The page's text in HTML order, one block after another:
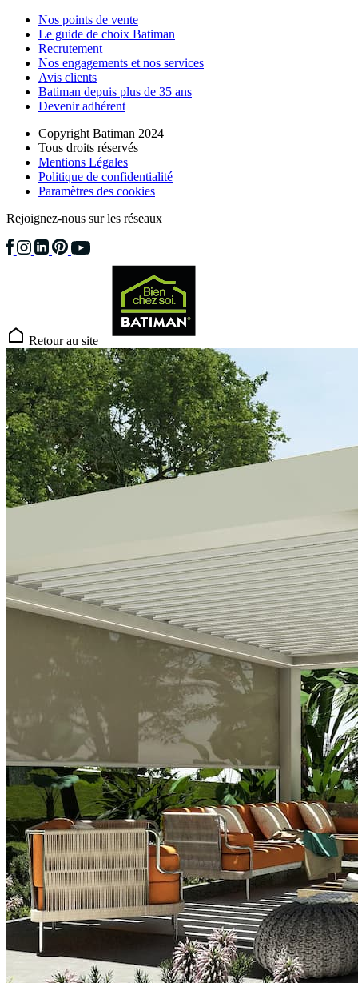
Nos points de vente
Le guide de choix Batiman
Recrutement
Nos engagements et nos services
Avis clients
Batiman depuis plus de 35 ans
Devenir adhérent
Copyright Batiman 2024
Tous droits réservés
Mentions Légales
Politique de confidentialité
Paramètres des cookies
Rejoignez-nous sur les réseaux
Retour au site